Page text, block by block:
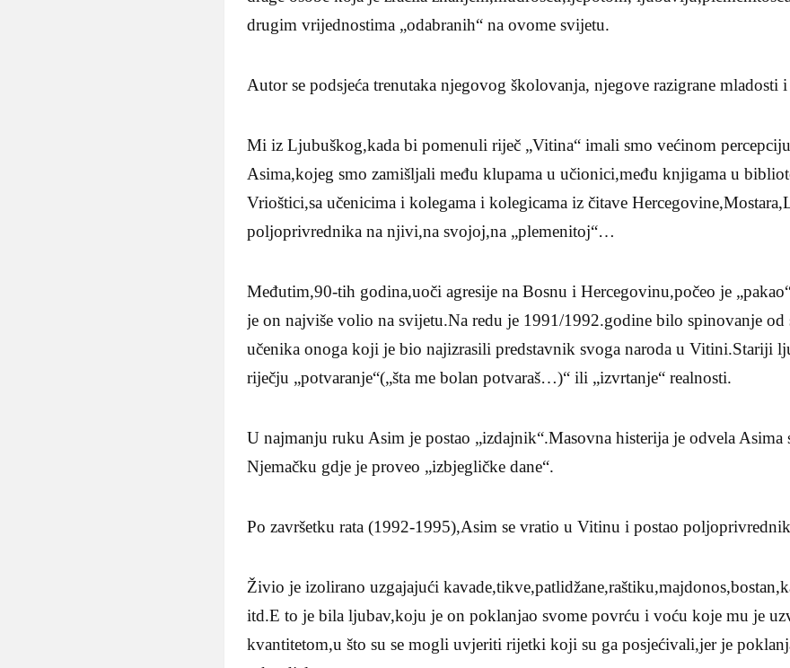
drugim vrijednostima „odabranih“ na ovome svijetu.
Autor se podsjeća trenutaka njegovog školovanja, njegove razigrane mladosti
Mi iz Ljubuškog,kada bi pomenuli riječ „Vitina“ imali smo većinom
Asima,kojeg smo zamišljali među klupama u učionici,među knjigama u
Vrioštici,sa učenicima i kolegama i kolegicama iz čitave
poljoprivrednika na njivi,na svojoj,na „plemenitoj“…
Međutim,90-tih godina,uoči agresije na Bosnu i Hercegovinu,počeo je
je on najviše volio na svijetu.Na redu je 1991/1992.godine bilo spinovanje od
učenika onoga koji je bio najizrasili predstavnik svoga naroda u Vitini.Stariji
riječju „potvaranje“(„šta me bolan potvaraš…)“ ili „izvrtanje“ realnosti.
U najmanju ruku Asim je postao „izdajnik“.Masovna histerija je odvela Asima
Njemačku gdje je proveo „izbjegličke dane“.
Po završetku rata (1992-1995),Asim se vratio u Vitinu i postao
Živio je izolirano uzgajajući
itd.E to je bila ljubav,koju je on poklanjao svome povrću i voću koje mu je
kvantitetom,u što su se mogli uvjeriti rijetki koji su ga posjećivali,jer je